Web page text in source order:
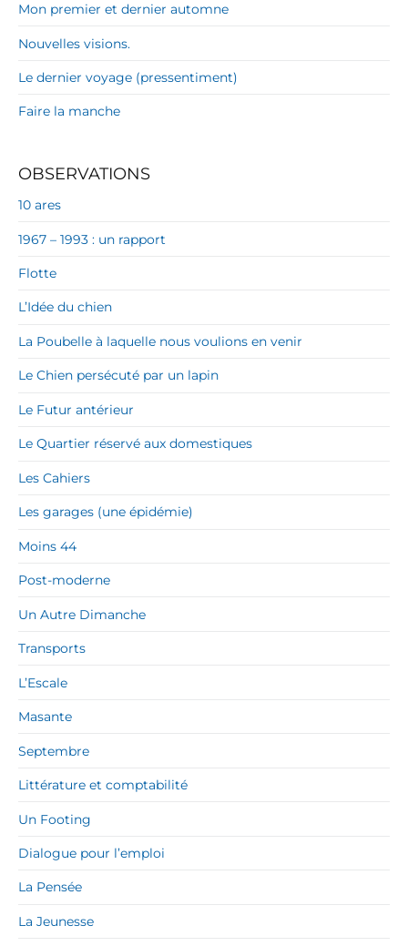
Mon premier et dernier automne
Nouvelles visions.
Le dernier voyage (pressentiment)
Faire la manche
OBSERVATIONS
10 ares
1967 – 1993 : un rapport
Flotte
L’Idée du chien
La Poubelle à laquelle nous voulions en venir
Le Chien persécuté par un lapin
Le Futur antérieur
Le Quartier réservé aux domestiques
Les Cahiers
Les garages (une épidémie)
Moins 44
Post-moderne
Un Autre Dimanche
Transports
L’Escale
Masante
Septembre
Littérature et comptabilité
Un Footing
Dialogue pour l’emploi
La Pensée
La Jeunesse